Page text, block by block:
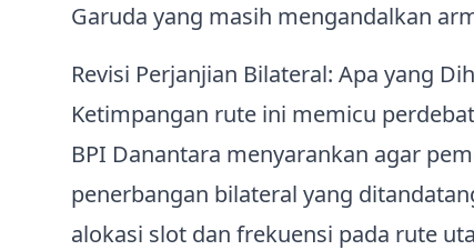
Garuda yang masih mengandalkan
Revisi Perjanjian Bilateral: Apa yang
Ketimpangan rute ini memicu
BPI Danantara menyarankan agar
penerbangan bilateral yang
alokasi slot dan frekuensi pada rute